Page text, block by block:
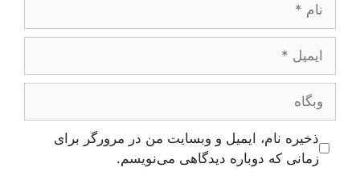
وبگاه
ذخیره نام، ایمیل و وبسایت من در مرورگر برای
زمانی که دوباره دیدگاهی می‌نویسم.